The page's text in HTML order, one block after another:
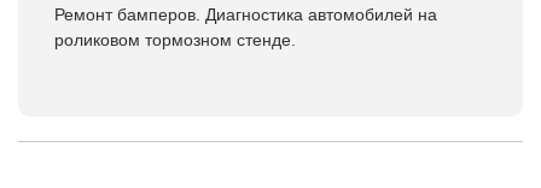
Ремонт бамперов. Диагностика автомобилей на
роликовом тормозном стенде.